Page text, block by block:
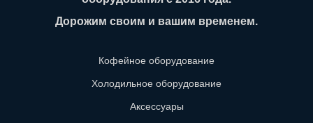
Дорожим своим и вашим временем.
Кофейное оборудование
Холодильное оборудование
Аксессуары